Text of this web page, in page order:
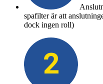
spafilter är att
dock ingen roll)
2